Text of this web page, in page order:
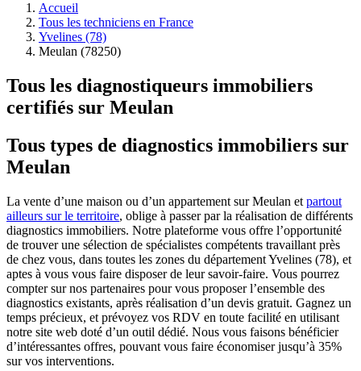
Accueil
Tous les techniciens en France
Yvelines (78)
Meulan (78250)
Tous les diagnostiqueurs immobiliers
certifiés sur Meulan
Tous types de diagnostics immobiliers sur
Meulan
La vente d’une maison ou d’un appartement sur Meulan et partout
ailleurs sur le territoire, oblige à passer par la réalisation de différents
diagnostics immobiliers. Notre plateforme vous offre l’opportunité
de trouver une sélection de spécialistes compétents travaillant près
de chez vous, dans toutes les zones du département Yvelines (78), et
aptes à vous vous faire disposer de leur savoir-faire. Vous pourrez
compter sur nos partenaires pour vous proposer l’ensemble des
diagnostics existants, après réalisation d’un devis gratuit. Gagnez un
temps précieux, et prévoyez vos RDV en toute facilité en utilisant
notre site web doté d’un outil dédié. Nous vous faisons bénéficier
d’intéressantes offres, pouvant vous faire économiser jusqu’à 35%
sur vos interventions.